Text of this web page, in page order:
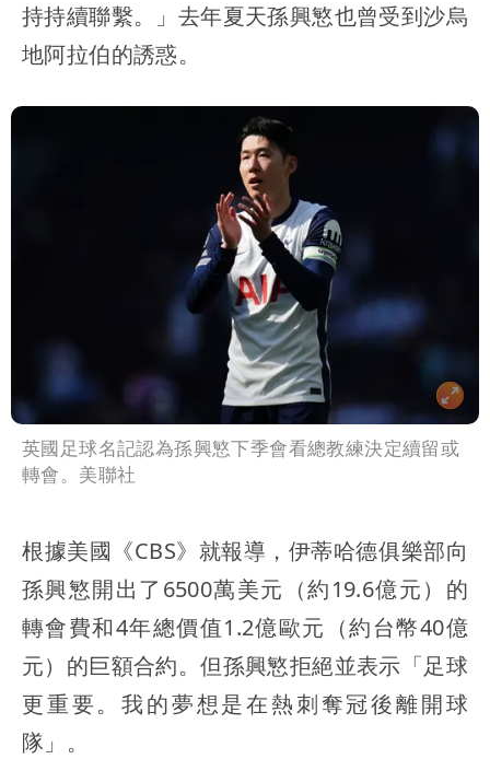
持持續聯繫。」去年夏天孫興慜也曾受到沙烏
地阿拉伯的誘惑。
英國足球名記認為孫興慜下季會看總教練決定續留或
轉會。美聯社
根據美國《CBS》就報導，伊蒂哈德俱樂部向
孫興慜開出了6500萬美元（約19.6億元）的
轉會費和4年總價值1.2億歐元（約台幣40億
元）的巨額合約。但孫興慜拒絕並表示「足球
更重要。我的夢想是在熱刺奪冠後離開球
隊」。